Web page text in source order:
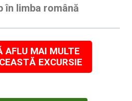
în limba română
AFLU MAI MULTE
EXCURSIE